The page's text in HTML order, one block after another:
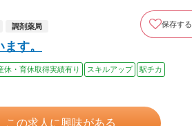
調剤薬局 保存する
す。
休・育休取得実績有り スキルアップ
駅チカ
この求人に興味がある